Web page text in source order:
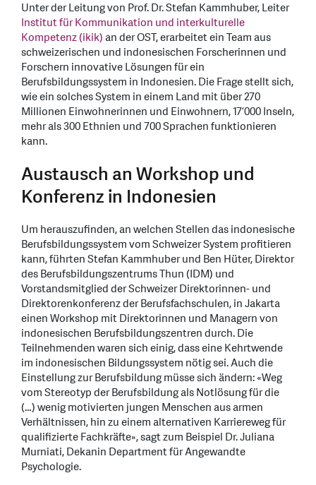
Unter der Leitung von Prof. Dr. Stefan Kammhuber, Leiter
Institut für Kommunikation und interkulturelle
Kompetenz (ikik)an der OST, erarbeitet ein Team aus
schweizerischen und indonesischen Forscherinnen und
Forschern innovative Lösungen für ein
Berufsbildungssystem in Indonesien. Die Frage stellt sich,
wie ein solches System in einem Land mit über 270
Millionen Einwohnerinnen und Einwohnern, 17’000 Inseln,
mehr als 300 Ethnien und 700 Sprachen funktionieren
kann.
Austausch an Workshop und
Konferenz in Indonesien
Um herauszufinden, an welchen Stellen das indonesische
Berufsbildungssystem vom Schweizer System profitieren
kann, führten Stefan Kammhuber und Ben Hüter, Direktor
des Berufsbildungszentrums Thun (IDM) und
Vorstandsmitglied der Schweizer Direktorinnen- und
Direktorenkonferenz der Berufsfachschulen, in Jakarta
einen Workshop mit Direktorinnen und Managern von
indonesischen Berufsbildungszentren durch. Die
Teilnehmenden waren sich einig, dass eine Kehrtwende
im indonesischen Bildungssystem nötig sei. Auch die
Einstellung zur Berufsbildung müsse sich ändern: «Weg
vom Stereotyp der Berufsbildung als Notlösung für die
(…) wenig motivierten jungen Menschen aus armen
Verhältnissen, hin zu einem alternativen Karriereweg für
qualifizierte Fachkräfte», sagt zum Beispiel Dr. Juliana
Murniati, Dekanin Department für Angewandte
Psychologie.